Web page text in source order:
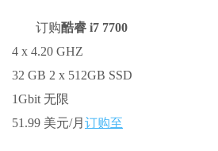
订购酷睿 i7 7700
4 x 4.20 GHZ
32 GB 2 x 512GB SSD
1Gbit 无限
51.99 美元/月 订购至